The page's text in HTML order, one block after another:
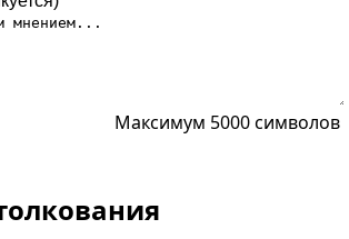
Максимум 5000 символов